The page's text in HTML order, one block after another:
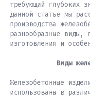
требующий глубоких
данной статье мы
производства
разнообразные виды,
изготовления и
Виды
Железобетонные
использованы в